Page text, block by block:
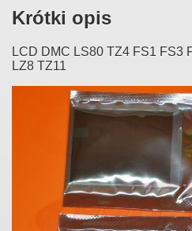
Krótki opis
LCD DMC LS80 TZ4 FS1 FS3
LZ8 TZ11